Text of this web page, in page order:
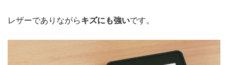
レザーでありながらキズにも強いです。